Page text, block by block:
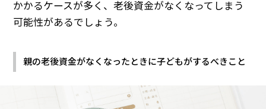
かかるケースが多く、老後資金がなくなってしまう
可能性があるでしょう。
親の老後資金がなくなったときに子どもがするべきこと